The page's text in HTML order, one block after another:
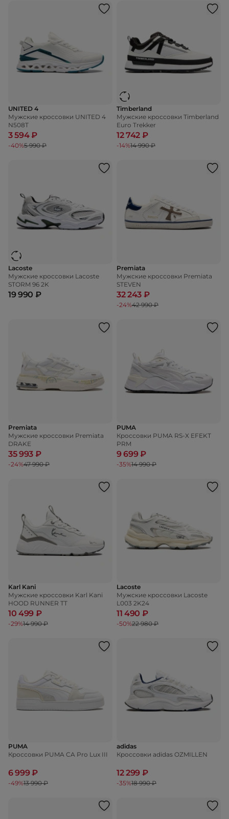
UNITED 4
Мужские кроссовки UNITED 4
N508T
3 594 ₽
-40%5 990 ₽
Timberland
Мужские кроссовки Timberland
Euro Trekker
12 742 ₽
-14%14 990 ₽
Lacoste
Мужские кроссовки Lacoste
STORM 96 2K
19 990 ₽
Premiata
Мужские кроссовки Premiata
STEVEN
32 243 ₽
-24%42 990 ₽
Premiata
Мужские кроссовки Premiata
DRAKE
35 993 ₽
-24%47 990 ₽
PUMA
Кроссовки PUMA RS-X EFEKT
PRM
9 699 ₽
-35%14 990 ₽
Karl Kani
Мужские кроссовки Karl Kani
HOOD RUNNER TT
10 499 ₽
-29%14 990 ₽
Lacoste
Мужские кроссовки Lacoste
L003 2K24
11 490 ₽
-50%22 980 ₽
PUMA
Кроссовки PUMA CA Pro Lux III
6 999 ₽
-49%13 990 ₽
adidas
Кроссовки adidas OZMILLEN
12 299 ₽
-35%18 990 ₽